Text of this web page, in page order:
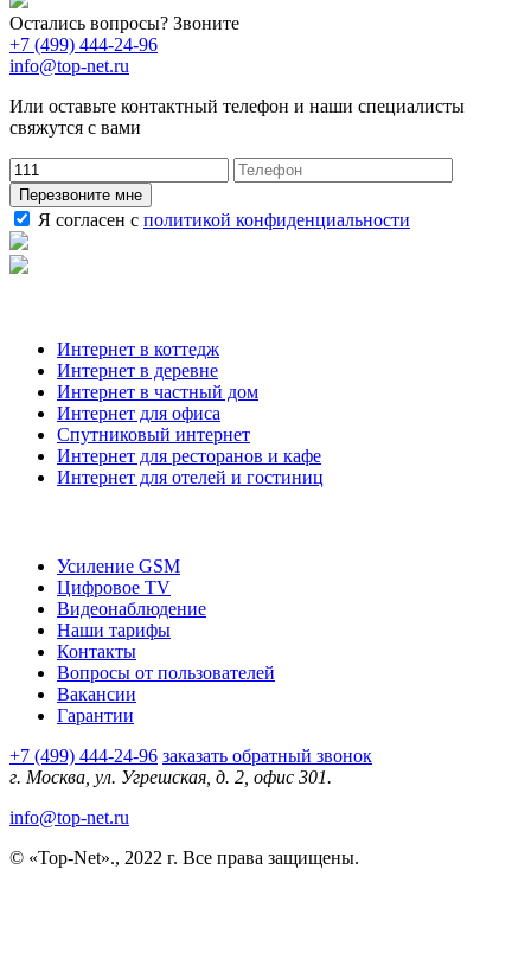
Остались вопросы? Звоните
+7 (499) 444-24-96
info@top-net.ru
Или оставьте контактный телефон и наши специалисты
свяжутся с вами
Перезвоните мне
Я согласен с политикой конфиденциальности
Интернет в коттедж
Интернет в деревне
Интернет в частный дом
Интернет для офиса
Спутниковый интернет
Интернет для ресторанов и кафе
Интернет для отелей и гостиниц
Усиление GSM
Цифровое TV
Видеонаблюдение
Наши тарифы
Контакты
Вопросы от пользователей
Вакансии
Гарантии
+7 (499) 444-24-96 заказать обратный звонок
г. Москва, ул. Угрешская, д. 2, офис 301.
info@top-net.ru
© «Top-Net»., 2022 г. Все права защищены.